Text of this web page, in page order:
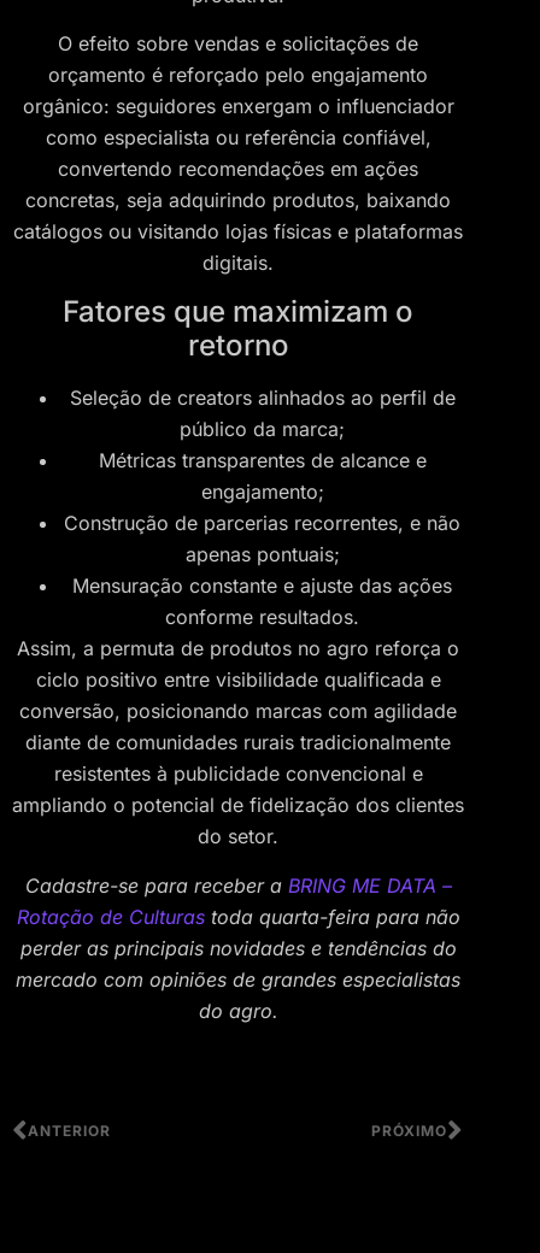
O efeito sobre vendas e solicitações de
orçamento é reforçado pelo engajamento
orgânico: seguidores enxergam o influenciador
como especialista ou referência confiável,
convertendo recomendações em ações
concretas, seja adquirindo produtos, baixando
catálogos ou visitando lojas físicas e plataformas
digitais.
Fatores que maximizam o
retorno
Seleção de creators alinhados ao perfil de
público da marca;
Métricas transparentes de alcance e
engajamento;
Construção de parcerias recorrentes, e não
apenas pontuais;
Mensuração constante e ajuste das ações
conforme resultados.
Assim, a permuta de produtos no agro reforça o
ciclo positivo entre visibilidade qualificada e
conversão, posicionando marcas com agilidade
diante de comunidades rurais tradicionalmente
resistentes à publicidade convencional e
ampliando o potencial de fidelização dos clientes
do setor.
Cadastre-se para receber a BRING ME DATA –
Rotação de Culturastoda quarta-feira para não
perder as principais novidades e tendências do
mercado com opiniões de grandes especialistas
do agro.
ANTERIOR PRÓXIMO